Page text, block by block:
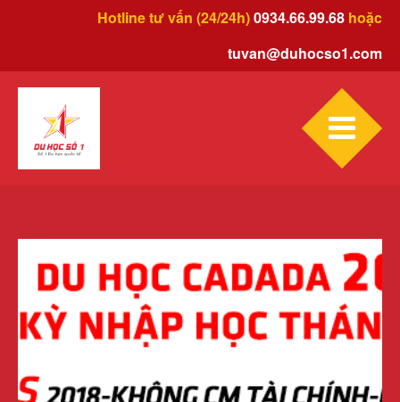
Hotline tư vấn (24/24h)0934.66.99.68 hoặc
tuvan@duhocso1.com